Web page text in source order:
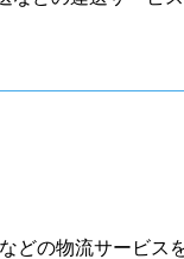
どの物流サービ